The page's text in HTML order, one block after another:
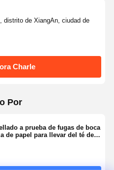
distrito de XiangAn, ciudad de
Charle
Por
a prueba de fugas de boca
de papel para llevar del té de